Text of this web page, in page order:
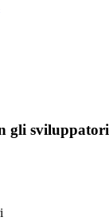
gli sviluppatori